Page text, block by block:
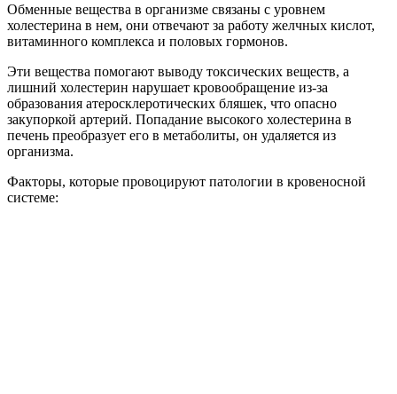
Обменные вещества в организме связаны с уровнем
холестерина в нем, они отвечают за работу желчных кислот,
витаминного комплекса и половых гормонов.
Эти вещества помогают выводу токсических веществ, а
лишний холестерин нарушает кровообращение из-за
образования атеросклеротических бляшек, что опасно
закупоркой артерий. Попадание высокого холестерина в
печень преобразует его в метаболиты, он удаляется из
организма.
Факторы, которые провоцируют патологии в кровеносной
системе: